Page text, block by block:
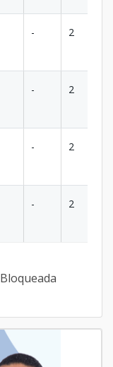
- 2
- 2
- 2
- 2
Bloqueada